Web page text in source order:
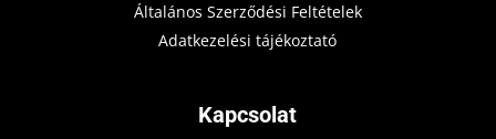
Általános Szerződési Feltételek
Adatkezelési tájékoztató
Kapcsolat